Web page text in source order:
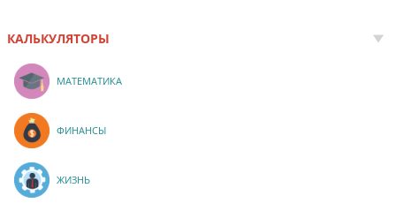
КАЛЬКУЛЯТОРЫ
МАТЕМАТИКА
ФИНАНСЫ
ЖИЗНЬ